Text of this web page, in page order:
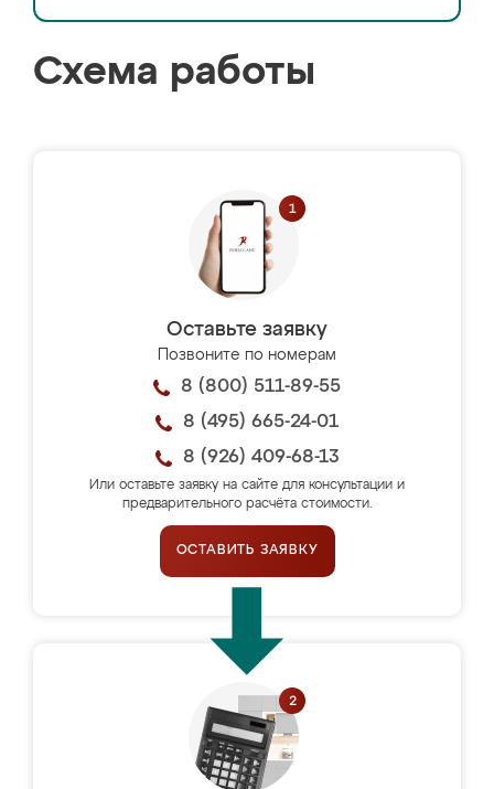
Схема работы
Оставьте заявку
Позвоните по номерам
8 (800) 511-89-55
8 (495) 665-24-01
8 (926) 409-68-13
Или оставьте заявку на сайте для консультации и
предварительного расчёта стоимости.
ОСТАВИТЬ ЗАЯВКУ